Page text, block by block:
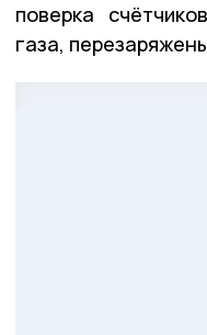
поверка
газа,